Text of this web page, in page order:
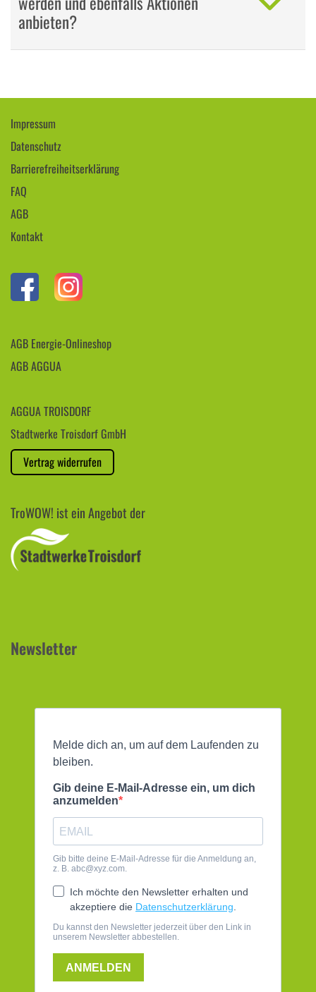
anbieten?
Impressum
Datenschutz
Barrierefreiheitserklärung
FAQ
AGB
Kontakt
AGB Energie-Onlineshop
AGB AGGUA
AGGUA TROISDORF
Stadtwerke Troisdorf GmbH
Vertrag widerrufen
TroWOW! ist ein Angebot der
Newsletter